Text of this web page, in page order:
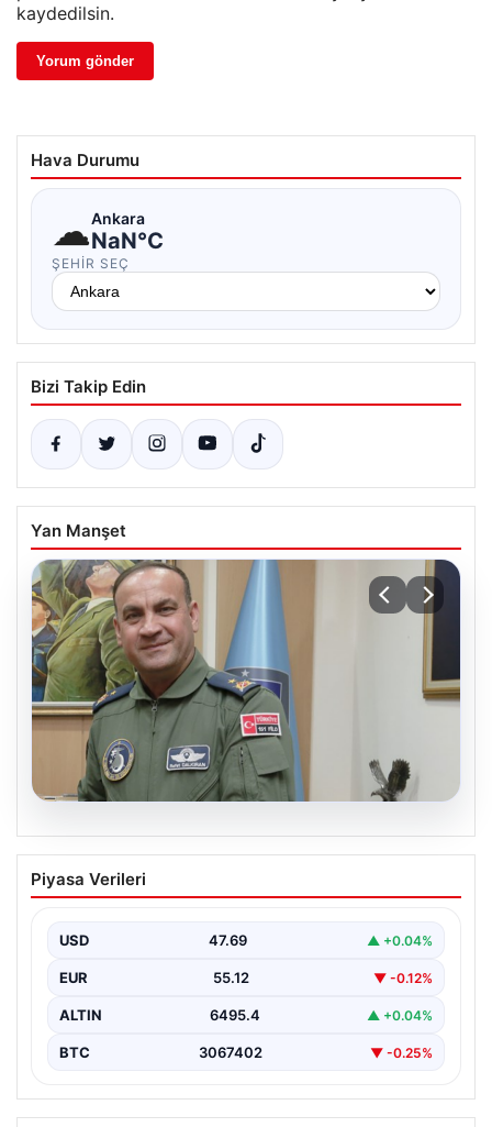
kaydedilsin.
Hava Durumu
☁Ankara
NaN°C
ŞEHIR SEÇ
Bizi Takip Edin
Yan Manşet
05.08.2026
Rafet Dalkıran kimdir? Yeni Hava
Kuvvetleri Komutanı Rafet Dalkıran’ın
Piyasa Verileri
USD 47.69 ▲ +0.04%
EUR 55.12 ▼ -0.12%
ALTIN 6495.4 ▲ +0.04%
BTC 3067402 ▼ -0.25%